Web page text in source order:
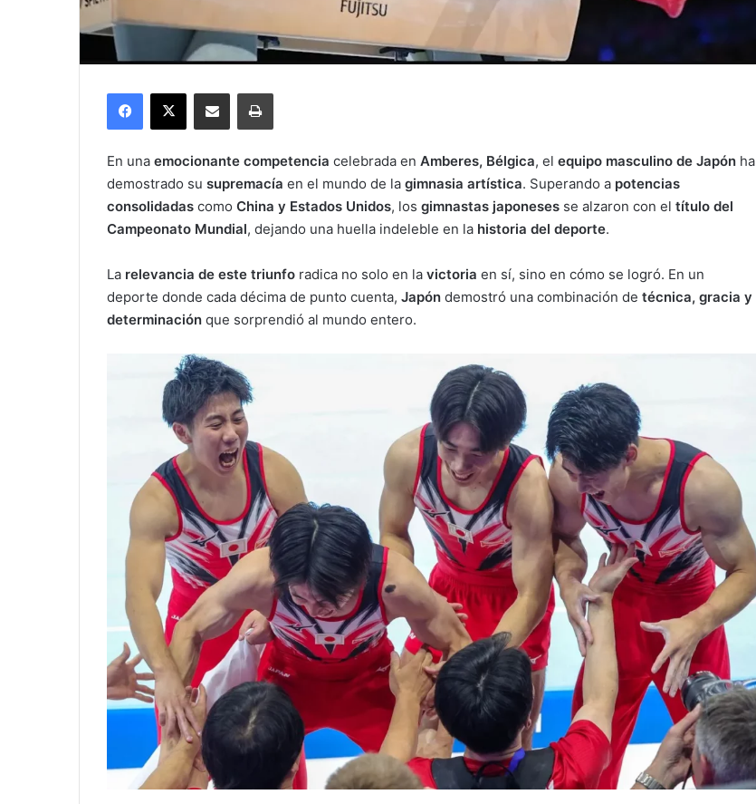
Facebook
X Compartir por correo electrónicoImprimir
En una emocionante competencia celebrada en Amberes, Bélgica, el equipo masculino de Japón ha
demostrado su supremacía en el mundo de la gimnasia artística. Superando a potencias
consolidadas como China y Estados Unidos, los gimnastas japoneses se alzaron con el título del
Campeonato Mundial, dejando una huella indeleble en la historia del deporte.
La relevancia de este triunfo radica no solo en la victoria en sí, sino en cómo se logró. En un
deporte donde cada décima de punto cuenta, Japón demostró una combinación de técnica, gracia y
determinación que sorprendió al mundo entero.